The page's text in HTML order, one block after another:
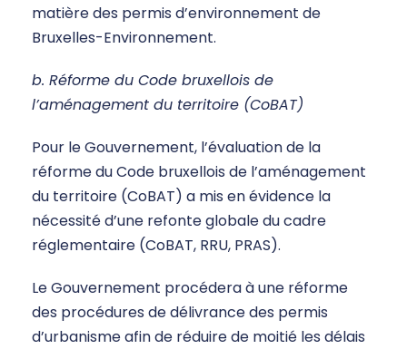
matière des permis d’environnement de
Bruxelles-Environnement.
b. Réforme du Code bruxellois de
l’aménagement du territoire (CoBAT)
Pour le Gouvernement, l’évaluation de la
réforme du Code bruxellois de l’aménagement
du territoire (CoBAT) a mis en évidence la
nécessité d’une refonte globale du cadre
réglementaire (CoBAT, RRU, PRAS).
Le Gouvernement procédera à une réforme
des procédures de délivrance des permis
d’urbanisme afin de réduire de moitié les délais